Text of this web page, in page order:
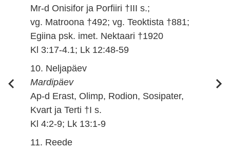
Mr-d Onisifor ja Porfiiri †III s.;
vg. Matroona †492; vg. Teoktista †881;
Egiina psk. imet. Nektaari †1920
Kl 3:17-4.1; Lk 12:48-59
10. Neljapäev
Mardipäev
Ap-d Erast, Olimp, Rodion, Sosipater,
Kvart ja Terti †I s.
Kl 4:2-9; Lk 13:1-9
11. Reede